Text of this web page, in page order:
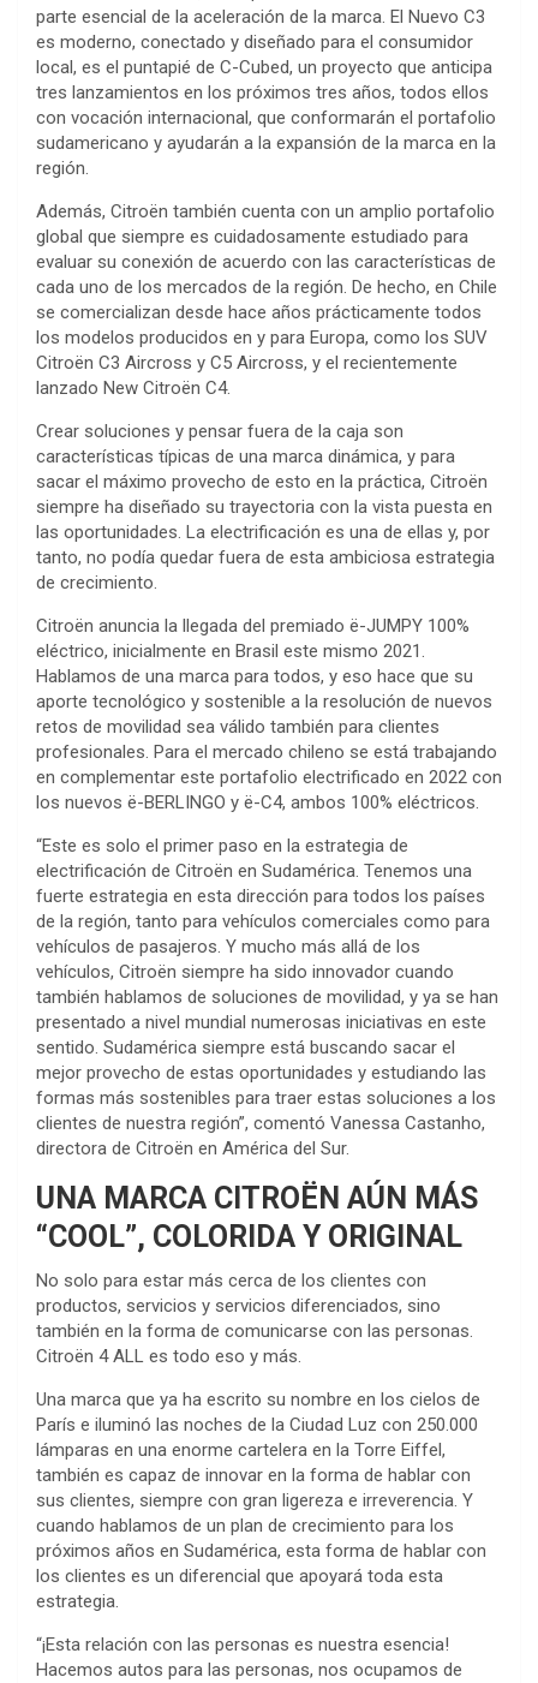
parte esencial de la aceleración de la marca. El Nuevo C3
es moderno, conectado y diseñado para el consumidor
local, es el puntapié de C-Cubed, un proyecto que anticipa
tres lanzamientos en los próximos tres años, todos ellos
con vocación internacional, que conformarán el portafolio
sudamericano y ayudarán a la expansión de la marca en la
región.
Además, Citroën también cuenta con un amplio portafolio
global que siempre es cuidadosamente estudiado para
evaluar su conexión de acuerdo con las características de
cada uno de los mercados de la región. De hecho, en Chile
se comercializan desde hace años prácticamente todos
los modelos producidos en y para Europa, como los SUV
Citroën C3 Aircross y C5 Aircross, y el recientemente
lanzado New Citroën C4.
Crear soluciones y pensar fuera de la caja son
características típicas de una marca dinámica, y para
sacar el máximo provecho de esto en la práctica, Citroën
siempre ha diseñado su trayectoria con la vista puesta en
las oportunidades. La electrificación es una de ellas y, por
tanto, no podía quedar fuera de esta ambiciosa estrategia
de crecimiento.
Citroën anuncia la llegada del premiado ë-JUMPY 100%
eléctrico, inicialmente en Brasil este mismo 2021.
Hablamos de una marca para todos, y eso hace que su
aporte tecnológico y sostenible a la resolución de nuevos
retos de movilidad sea válido también para clientes
profesionales. Para el mercado chileno se está trabajando
en complementar este portafolio electrificado en 2022 con
los nuevos ë-BERLINGO y ë-C4, ambos 100% eléctricos.
“Este es solo el primer paso en la estrategia de
electrificación de Citroën en Sudamérica. Tenemos una
fuerte estrategia en esta dirección para todos los países
de la región, tanto para vehículos comerciales como para
vehículos de pasajeros. Y mucho más allá de los
vehículos, Citroën siempre ha sido innovador cuando
también hablamos de soluciones de movilidad, y ya se han
presentado a nivel mundial numerosas iniciativas en este
sentido. Sudamérica siempre está buscando sacar el
mejor provecho de estas oportunidades y estudiando las
formas más sostenibles para traer estas soluciones a los
clientes de nuestra región”, comentó Vanessa Castanho,
directora de Citroën en América del Sur.
UNA MARCA CITROËN AÚN MÁS
“COOL”, COLORIDA Y ORIGINAL
No solo para estar más cerca de los clientes con
productos, servicios y servicios diferenciados, sino
también en la forma de comunicarse con las personas.
Citroën 4 ALL es todo eso y más.
Una marca que ya ha escrito su nombre en los cielos de
París e iluminó las noches de la Ciudad Luz con 250.000
lámparas en una enorme cartelera en la Torre Eiffel,
también es capaz de innovar en la forma de hablar con
sus clientes, siempre con gran ligereza e irreverencia. Y
cuando hablamos de un plan de crecimiento para los
próximos años en Sudamérica, esta forma de hablar con
los clientes es un diferencial que apoyará toda esta
estrategia.
“¡Esta relación con las personas es nuestra esencia!
Hacemos autos para las personas, nos ocupamos de